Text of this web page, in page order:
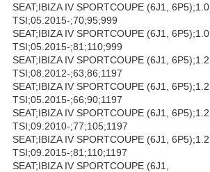
SEAT;IBIZA IV SPORTCOUPE (6J1, 6P5);1.0
TSI;05.2015-;70;95;999
SEAT;IBIZA IV SPORTCOUPE (6J1, 6P5);1.0
TSI;05.2015-;81;110;999
SEAT;IBIZA IV SPORTCOUPE (6J1, 6P5);1.2
TSI;08.2012-;63;86;1197
SEAT;IBIZA IV SPORTCOUPE (6J1, 6P5);1.2
TSI;05.2015-;66;90;1197
SEAT;IBIZA IV SPORTCOUPE (6J1, 6P5);1.2
TSI;09.2010-;77;105;1197
SEAT;IBIZA IV SPORTCOUPE (6J1, 6P5);1.2
TSI;09.2015-;81;110;1197
SEAT;IBIZA IV SPORTCOUPE (6J1,